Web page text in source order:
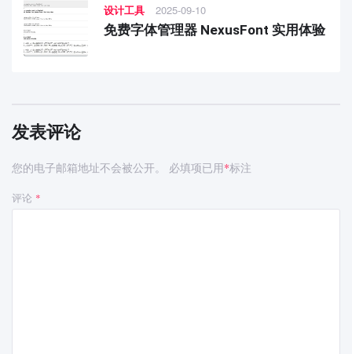
设计工具 2025-09-10
免费字体管理器 NexusFont 实用体验
发表评论
您的电子邮箱地址不会被公开。 必填项已用*标注
评论 *